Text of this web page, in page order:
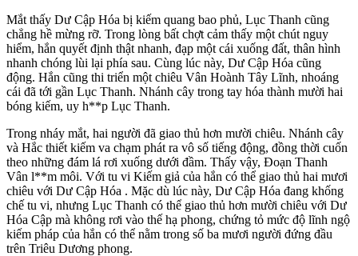
Mắt thấy Dư Cập Hóa bị kiếm quang bao phủ, Lục Thanh cũng
chẳng hề mừng rỡ. Trong lòng bất chợt cảm thấy một chút nguy
hiểm, hắn quyết định thật nhanh, đạp một cái xuống đất, thân hình
nhanh chóng lùi lại phía sau. Cùng lúc này, Dư Cập Hóa cũng
động. Hắn cũng thi triển một chiêu Vân Hoành Tây Lĩnh, nhoáng
cái đã tới gần Lục Thanh. Nhánh cây trong tay hóa thành mười hai
bóng kiếm, uy h**p Lục Thanh.
Trong nháy mắt, hai người đã giao thủ hơn mười chiêu. Nhánh cây
và Hắc thiết kiếm va chạm phát ra vô số tiếng động, đồng thời cuốn
theo những đám lá rơi xuống dưới đầm. Thấy vậy, Đoạn Thanh
Vân l**m môi. Với tu vi Kiếm giả của hắn có thể giao thủ hai mươi
chiêu với Dư Cập Hóa . Mặc dù lúc này, Dư Cập Hóa đang khống
chế tu vi, nhưng Lục Thanh có thể giao thủ hơn mười chiêu với Dư
Hóa Cập mà không rơi vào thế hạ phong, chứng tỏ mức độ lĩnh ngộ
kiếm pháp của hắn có thể nằm trong số ba mươi người đứng đầu
trên Triêu Dương phong.